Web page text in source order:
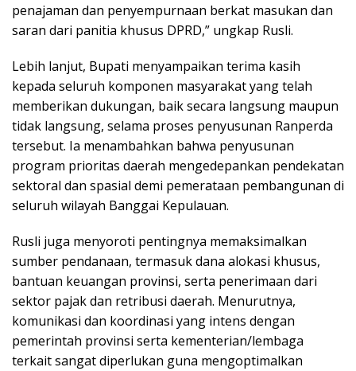
penajaman dan penyempurnaan berkat masukan dan
saran dari panitia khusus DPRD,” ungkap Rusli.
Lebih lanjut, Bupati menyampaikan terima kasih
kepada seluruh komponen masyarakat yang telah
memberikan dukungan, baik secara langsung maupun
tidak langsung, selama proses penyusunan Ranperda
tersebut. Ia menambahkan bahwa penyusunan
program prioritas daerah mengedepankan pendekatan
sektoral dan spasial demi pemerataan pembangunan di
seluruh wilayah Banggai Kepulauan.
Rusli juga menyoroti pentingnya memaksimalkan
sumber pendanaan, termasuk dana alokasi khusus,
bantuan keuangan provinsi, serta penerimaan dari
sektor pajak dan retribusi daerah. Menurutnya,
komunikasi dan koordinasi yang intens dengan
pemerintah provinsi serta kementerian/lembaga
terkait sangat diperlukan guna mengoptimalkan